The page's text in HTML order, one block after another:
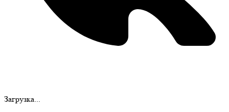
Загрузка...